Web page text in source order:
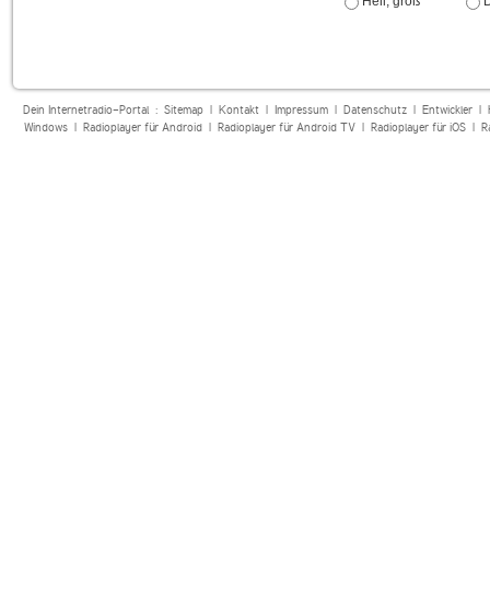
Dein Internetradio-Portal : Sitemap| Kontakt| Impressum| Datenschutz| Entwickler|
Windows| Radioplayer für Android| Radioplayer für Android TV| Radioplayer für iOS|